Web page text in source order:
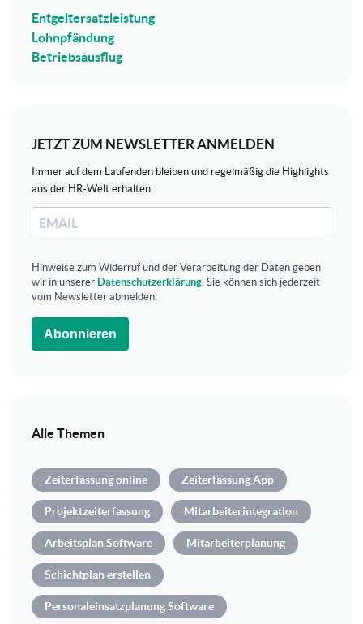
Entgeltersatzleistung
Lohnpfändung
Betriebsausflug
JETZT ZUM NEWSLETTER ANMELDEN
Immer auf dem Laufenden bleiben und regelmäßig die Highlights
aus der HR-Welt erhalten.
Hinweise zum Widerruf und der Verarbeitung der Daten geben
wir in unserer Datenschutzerklärung . Sie können sich jederzeit
vom Newsletter abmelden.
Abonnieren
Alle Themen
Zeiterfassung online Zeiterfassung App
Projektzeiterfassung Mitarbeiterintegration
Arbeitsplan Software Mitarbeiterplanung
Schichtplan erstellen
Personaleinsatzplanung Software